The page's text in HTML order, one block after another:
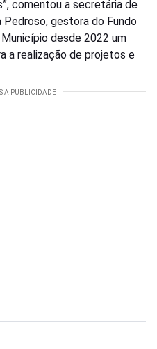
comentou a secretária de
Pedroso, gestora do Fundo
desde 2022 um
a realização de projetos e